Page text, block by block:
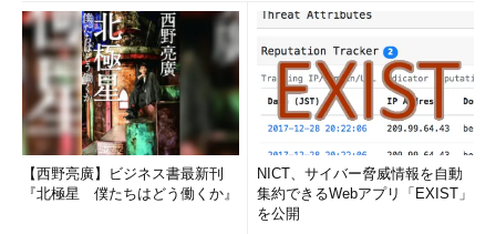
図2 LANとWANのイメージ
TCP/IPプロトコルは必須
実際のネットワークシステムで使用されている通信プロトコル
は、TCP/IPプロトコルがデファクトスタンダードである。
TCP/IPを知らなければ、ネットワークシステムを構築すること
はできないといっても過言ではない。TCP/IPが誕生してから約
30年にもなるが、いまなお世界中で最も広く使われているプロ
【西野亮廣】ビジネス書最新刊
『北極星 僕たちはどう働くか』
NICT、サイバー脅威情報を自動
集約できるWebアプリ「EXIST」
を公開